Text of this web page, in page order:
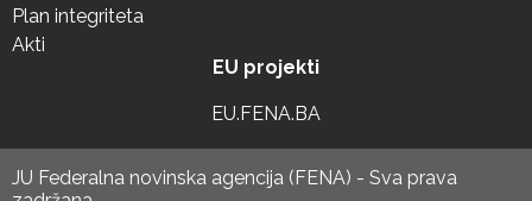
Plan integriteta
Akti
EU projekti
EU.FENA.BA
JU Federalna novinska agencija (FENA) - Sva prava